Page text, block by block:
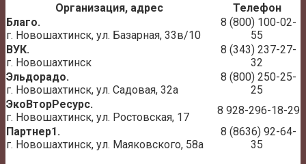
Организация, адрес
Телефон
Благо.
г. Новошахтинск, ул. Базарная, 33в/10
8 (800) 100-02-
55
ВУК.
г. Новошахтинск
8 (343) 237-27-
32
Эльдорадо.
г. Новошахтинск, ул. Садовая, 32а
8 (800) 250-25-
25
ЭкоВторРесурс.
г. Новошахтинск, ул. Ростовская, 17
8 928-296-18-29
Партнер1.
г. Новошахтинск, ул. Маяковского, 58а
8 (8636) 92-64-
35